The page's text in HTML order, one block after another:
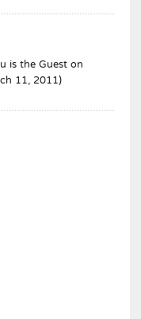
is the Guest on
11, 2011)